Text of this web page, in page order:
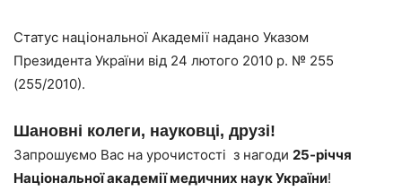
Статус національної Академії надано Указом
Президента України від 24 лютого 2010 р. № 255
(255/2010).
Шановні колеги, науковці, друзі!
Запрошуємо Вас на урочистості з нагоди 25-річчя
Національної академії медичних наук України!